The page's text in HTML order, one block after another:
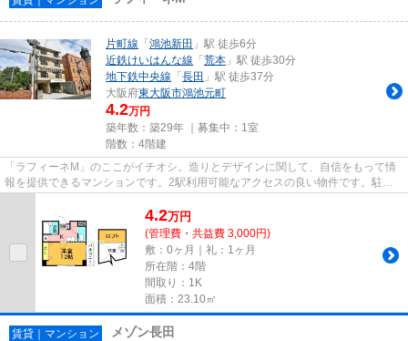
片町線 「鴻池新田 」駅 徒歩6分
近鉄けいはんな線 「荒本 」駅 徒歩30分
地下鉄中央線 「長田 」駅 徒歩37分
大阪府東大阪市鴻池元町
4.2万円
築年数：築29年 ｜募集中： 1室
階数：4階建
「ラフィーネM」のここがイチオシ。造りとデザインに関して、自信をもって情
報を提供できるマンションです。2駅利用可能なアクセスの良い物件です。駐車
場まで100mの物件、いかがでし...
4.2万円
(管理費・共益費 3,000円)
敷：0ヶ月｜礼：1ヶ月
所在階：4階
間取り：1K
面積：23.10㎡
賃貸｜マンション メゾン長田